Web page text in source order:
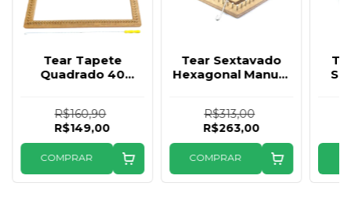
Tear Tapete
Quadrado 40
agulha
R$160,90
R$149,00
COMPRAR
Tear Sextavado
Hexagonal Manual
R$313,00
R$263,00
COMPRAR